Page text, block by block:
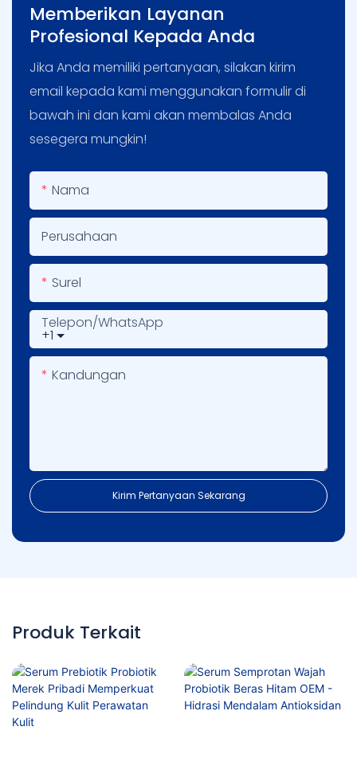
Memberikan Layanan
Profesional Kepada Anda
Jika Anda memiliki pertanyaan, silakan kirim
email kepada kami menggunakan formulir di
bawah ini dan kami akan membalas Anda
sesegera mungkin!
Nama
Perusahaan
Surel
+1
Telepon/WhatsApp
Kandungan
Kirim Pertanyaan Sekarang
Produk Terkait